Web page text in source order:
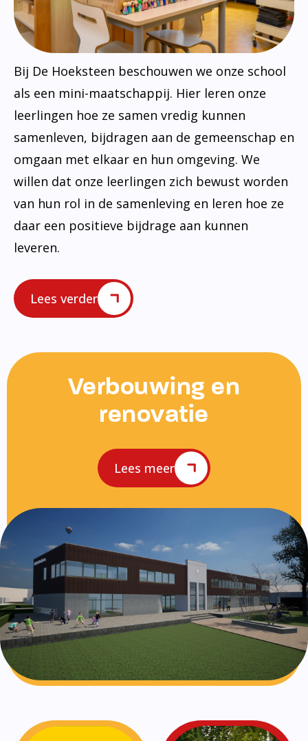
Bij De Hoeksteen beschouwen we onze school
als een mini-maatschappij. Hier leren onze
leerlingen hoe ze samen vredig kunnen
samenleven, bijdragen aan de gemeenschap en
omgaan met elkaar en hun omgeving. We
willen dat onze leerlingen zich bewust worden
van hun rol in de samenleving en leren hoe ze
daar een positieve bijdrage aan kunnen
leveren.
Lees verder
Verbouwing en
renovatie
Lees meer